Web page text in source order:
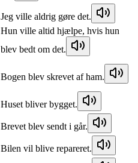
Jeg ville aldrig gøre det.
Hun ville altid hjælpe, hvis hun
blev bedt om det.
Bogen blev skrevet af ham.
Huset bliver bygget.
Brevet blev sendt i går.
Bilen vil blive repareret.